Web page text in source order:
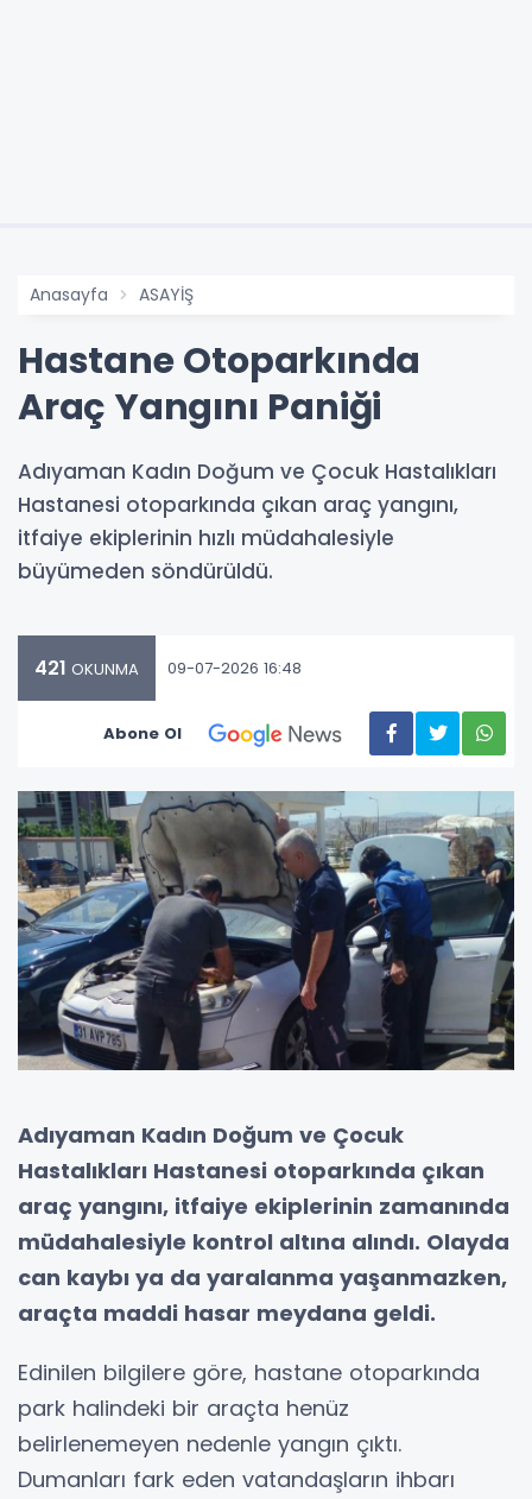
Anasayfa ASAYİŞ
Hastane Otoparkında
Araç Yangını Paniği
Adıyaman Kadın Doğum ve Çocuk Hastalıkları
Hastanesi otoparkında çıkan araç yangını,
itfaiye ekiplerinin hızlı müdahalesiyle
büyümeden söndürüldü.
421 OKUNMA 09-07-2026 16:48
Abone Ol
Adıyaman Kadın Doğum ve Çocuk
Hastalıkları Hastanesi otoparkında çıkan
araç yangını, itfaiye ekiplerinin zamanında
müdahalesiyle kontrol altına alındı. Olayda
can kaybı ya da yaralanma yaşanmazken,
araçta maddi hasar meydana geldi.
Edinilen bilgilere göre, hastane otoparkında
park halindeki bir araçta henüz
belirlenemeyen nedenle yangın çıktı.
Dumanları fark eden vatandaşların ihbarı